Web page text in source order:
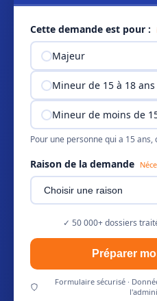
Cette demande est pour :
Majeur
Mineur de 15 à 18 ans
Mineur de moins de
Pour une personne qui a 15
Raison de la demande
✓ 50 000+ dossiers
Préparer
Formulaire sécurisé ·